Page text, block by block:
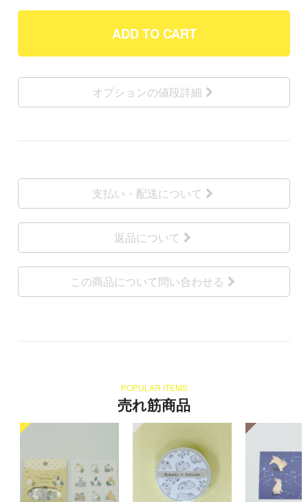
ADD TO CART
オプションの値段詳細
支払い・配送について
返品について
この商品について問い合わせる
POPULAR ITEMS
売れ筋商品